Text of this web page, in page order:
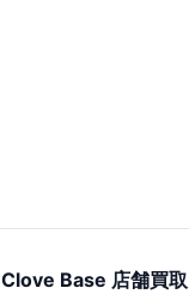
Clove Base 店舗買取